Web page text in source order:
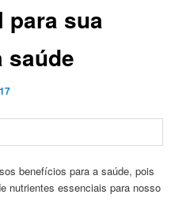
para sua
saúde
benefícios para a saúde, pois
nutrientes essenciais para nosso